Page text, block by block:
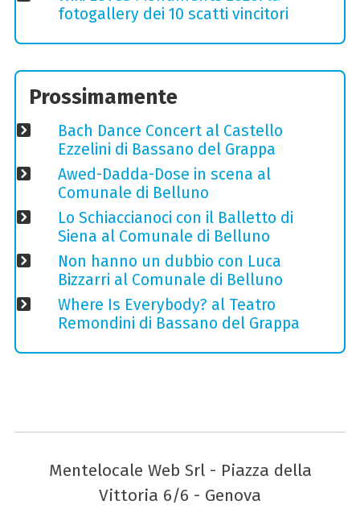
fotogallery dei 10 scatti vincitori
Prossimamente
Bach Dance Concert al Castello
Ezzelini di Bassano del Grappa
Awed-Dadda-Dose in scena al
Comunale di Belluno
Lo Schiaccianoci con il Balletto di
Siena al Comunale di Belluno
Non hanno un dubbio con Luca
Bizzarri al Comunale di Belluno
Where Is Everybody? al Teatro
Remondini di Bassano del Grappa
Mentelocale Web Srl - Piazza della
Vittoria 6/6 - Genova